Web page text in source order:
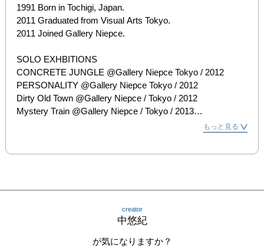
1991 Born in Tochigi, Japan.
2011 Graduated from Visual Arts Tokyo.
2011 Joined Gallery Niepce.
SOLO EXHBITIONS
CONCRETE JUNGLE @Gallery Niepce Tokyo / 2012
PERSONALITY @Gallery Niepce Tokyo / 2012
Dirty Old Town @Gallery Niepce / Tokyo / 2012
Mystery Train @Gallery Niepce / Tokyo / 2013
AUTUMN LEAVES @Gallery Niepce / Tokyo / 2014
GROUP EXHBITIONS
YOUNG PORTFOLIO 2016 @Kiyosato Museum
Photographic Arts  / 2017
もっと見る
creator
中悠紀
が気になりますか？